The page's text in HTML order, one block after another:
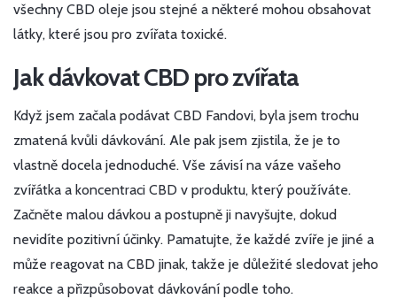
všechny CBD oleje jsou stejné a některé mohou obsahovat
látky, které jsou pro zvířata toxické.
Jak dávkovat CBD pro zvířata
Když jsem začala podávat CBD Fandovi, byla jsem trochu
zmatená kvůli dávkování. Ale pak jsem zjistila, že je to
vlastně docela jednoduché. Vše závisí na váze vašeho
zvířátka a koncentraci CBD v produktu, který používáte.
Začněte malou dávkou a postupně ji navyšujte, dokud
nevidíte pozitivní účinky. Pamatujte, že každé zvíře je jiné a
může reagovat na CBD jinak, takže je důležité sledovat jeho
reakce a přizpůsobovat dávkování podle toho.